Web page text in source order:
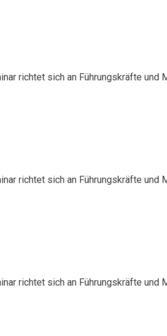
richtet sich an Führungskräfte und
richtet sich an Führungskräfte und
richtet sich an Führungskräfte und